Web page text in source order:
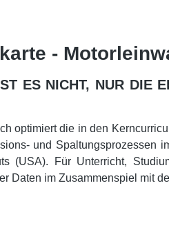
-
ES NICHT, NUR DIE
optimiert die in den
und Spaltungsprozessen
(USA). Für Unterricht,
Daten im Zusammenspiel mit